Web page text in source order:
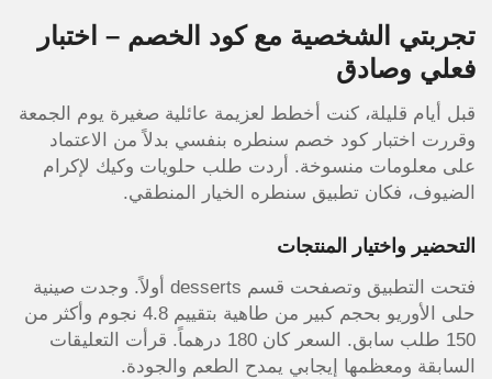
تجربتي الشخصية مع كود الخصم – اختبار
فعلي وصادق
قبل أيام قليلة، كنت أخطط لعزيمة عائلية صغيرة يوم الجمعة
وقررت اختبار كود خصم سنطره بنفسي بدلاً من الاعتماد
على معلومات منسوخة. أردت طلب حلويات وكيك لإكرام
الضيوف، فكان تطبيق سنطره الخيار المنطقي.
التحضير واختيار المنتجات
فتحت التطبيق وتصفحت قسم desserts أولاً. وجدت صينية
حلى الأوريو بحجم كبير من طاهية بتقييم 4.8 نجوم وأكثر من
150 طلب سابق. السعر كان 180 درهماً. قرأت التعليقات
السابقة ومعظمها إيجابي يمدح الطعم والجودة.